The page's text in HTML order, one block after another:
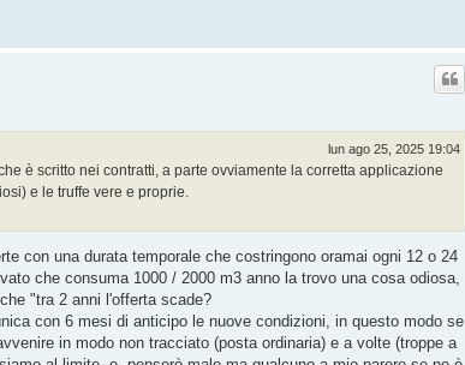
lun ago 25, 2025 19:04
è scritto nei contratti, a parte ovviamente la corretta applicazione
e le truffe vere e proprie.
con una durata temporale che costringono oramai ogni 12 o 24
che consuma 1000 / 2000 m3 anno la trovo una cosa odiosa,
"tra 2 anni l'offerta scade?
con 6 mesi di anticipo le nuove condizioni, in questo modo se
in modo non tracciato (posta ordinaria) e a volte (troppe a